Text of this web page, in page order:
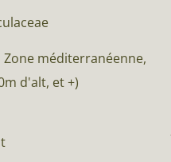
méditerranéenne,
d'alt, et +)